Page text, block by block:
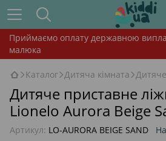
Приймаємо оплату державною
малюка
Каталог Дитяча кімната
Дитяче приставне
Lionelo Aurora Beige
Артикул: LO-AURORA BEIGE SAND